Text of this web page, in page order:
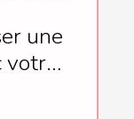
une
votre